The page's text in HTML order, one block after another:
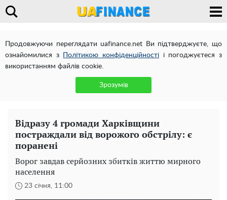
Продовжуючи переглядати uafinance.net Ви підтверджуєте, що
ознайомилися з
Політикою конфіденційності і погоджуєтеся з
використанням файлів cookie.
Зрозумів
Відразу 4 громади Харківщини
постраждали від ворожого обстрілу: є
поранені
Ворог завдав серйозних збитків життю мирного
населення
23 січня, 11:00